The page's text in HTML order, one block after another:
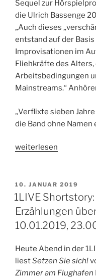
Sequel zur
die Ulrich Bassenge
„Auch dieses
entstand auf der
Improvisationen im
Fliehkräfte des Alters,
Arbeitsbedingungen
Mainstreams.“
„Verflixte sieben Jahre
die Band ohne Namen
„1LIVE
Ein
Aufnahmezustand.
Von
Ulrich
Bassenge.
20./21.01.2019“
weiterlesen
VERÖFFENTLICHT
AM
10. JANUAR 2019
1LIVE
Erzählungen
10.01.2019,
Heute Abend in der
liestSetzen Sie sich!
Zimmer am Flughafen